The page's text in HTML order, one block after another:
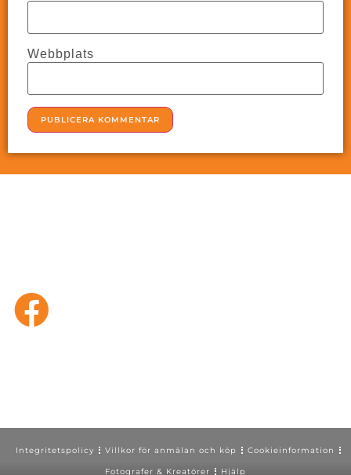
Webbplats
Integritetspolicy Villkor för anmälan och köp Cookieinformation
Fotografer & Kreatörer Hjälp